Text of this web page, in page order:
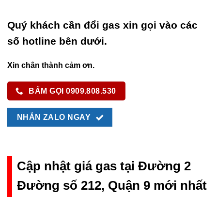
Quý khách cần đổi gas xin gọi vào các
số hotline bên dưới.
Xin chân thành cảm ơn.
BẤM GỌI 0909.808.530
NHẮN ZALO NGAY
Cập nhật giá gas tại Đường 2
Đường số 212, Quận 9 mới nhất